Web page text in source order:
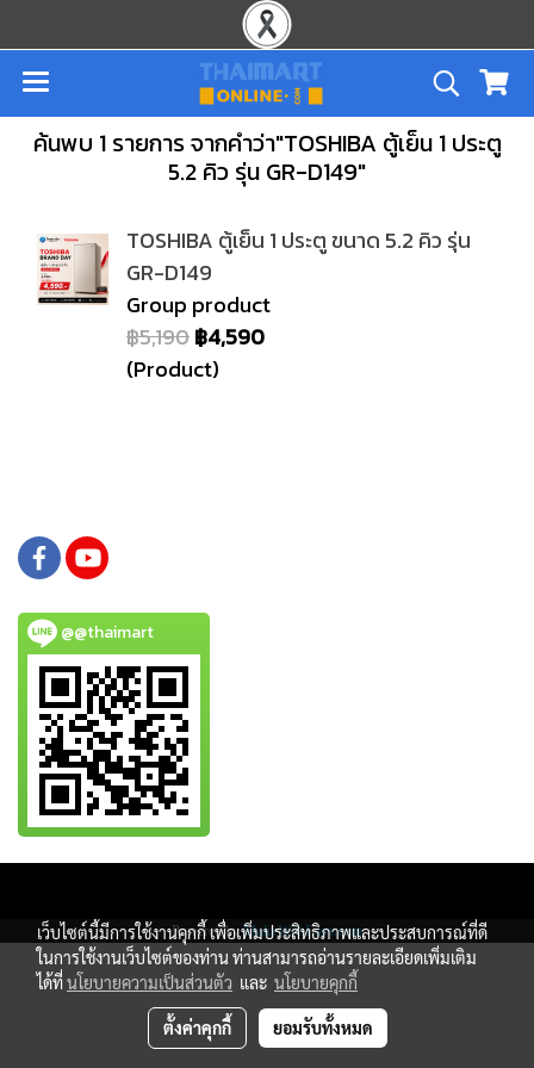
ค้นพบ 1 รายการ จากคำว่า"TOSHIBA ตู้เย็น 1 ประตู
5.2 คิว รุ่น GR-D149"
TOSHIBA ตู้เย็น 1 ประตู ขนาด 5.2 คิว รุ่น
GR-D149
Group product
฿5,190฿4,590
(Product)
@@thaimart
Powered byMakeWebEasy.com
เว็บไซต์นี้มีการใช้งานคุกกี้ เพื่อเพิ่มประสิทธิภาพและประสบการณ์ที่ดี
ในการใช้งานเว็บไซต์ของท่าน ท่านสามารถอ่านรายละเอียดเพิ่มเติม
ได้ที่นโยบายความเป็นส่วนตัว และ นโยบายคุกกี้
ตั้งค่าคุกกี้ ยอมรับทั้งหมด